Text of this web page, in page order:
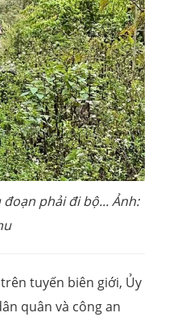
phải đi bộ... Ảnh:
tuyến biên giới, Ủy
quân và công an